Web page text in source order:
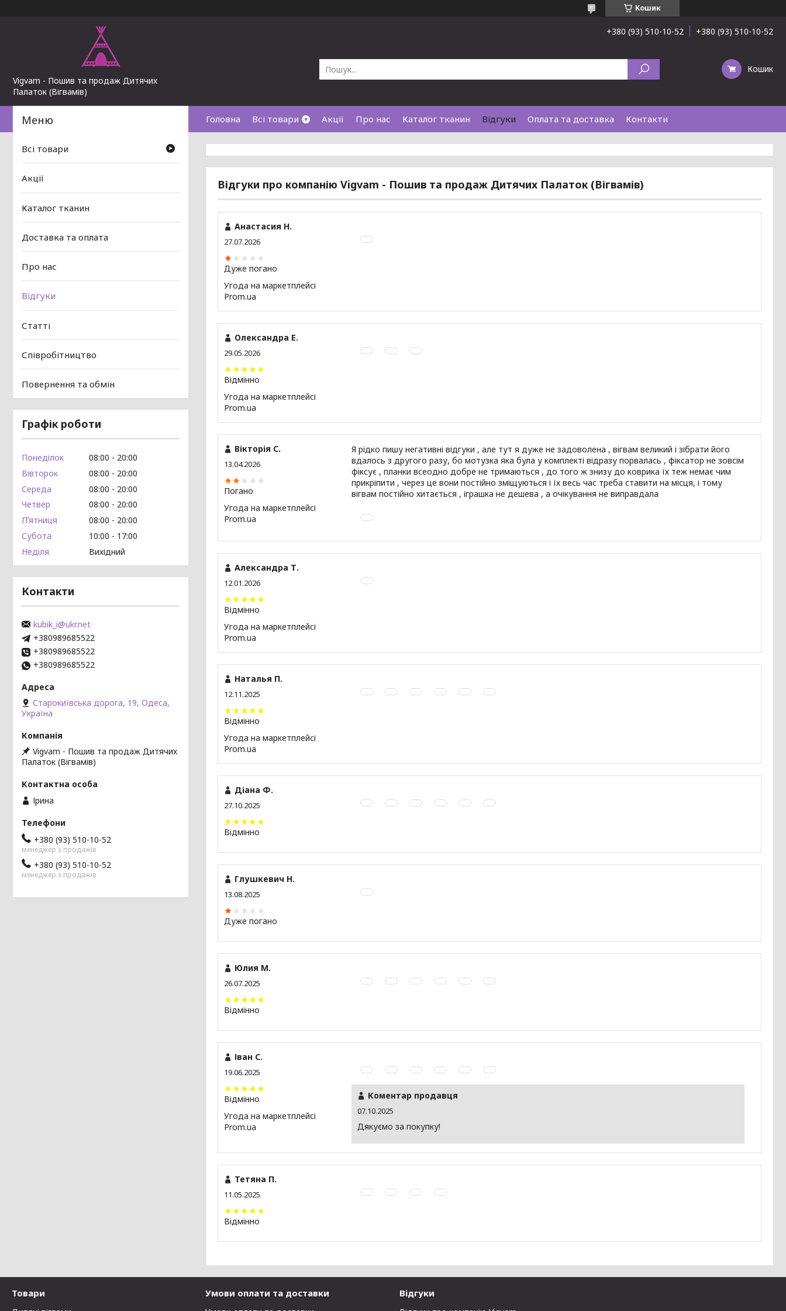
Кошик
Vigvam - Пошив та продаж Дитячих
Палаток (Вігвамів)
+380 (93) 510-10-52 +380 (93) 510-10-52
Кошик
Головна Всі товари Акції Про нас Каталог тканин Відгуки Оплата та доставка Контакти
Відгуки про компанію Vigvam - Пошив та продаж Дитячих Палаток (Вігвамів)
Анастасия Н.
27.07.2026
Дуже погано
Угода на маркетплейсі
Prom.ua
Олександра Е.
29.05.2026
Відмінно
Угода на маркетплейсі
Prom.ua
Вікторія С.
13.04.2026
Погано
Угода на маркетплейсі
Prom.ua
Я рідко пишу негативні відгуки , але тут я дуже не задоволена , вігвам великий і зібрати його
вдалось з другого разу, бо мотузка яка була у комплекті відразу порвалась , фіксатор не зовсім
фіксує , планки всеодно добре не тримаються , до того ж знизу до коврика їх теж немає чим
прикріпити , через це вони постійно зміщуються і їх весь час треба ставити на місця, і тому
вігвам постійно хитається , іграшка не дешева , а очікування не виправдала
Александра Т.
12.01.2026
Відмінно
Угода на маркетплейсі
Prom.ua
Наталья П.
12.11.2025
Відмінно
Угода на маркетплейсі
Prom.ua
Діана Ф.
27.10.2025
Відмінно
Глушкевич Н.
13.08.2025
Дуже погано
Юлия М.
26.07.2025
Відмінно
Іван С.
19.06.2025
Відмінно
Угода на маркетплейсі
Prom.ua
Коментар продавця
07.10.2025
Дякуємо за покупку!
Тетяна П.
11.05.2025
Відмінно
Всі товари
Акції
Каталог тканин
Доставка та оплата
Про нас
Відгуки
Статті
Співробітництво
Повернення та обмін
Графік роботи
Понеділок 08:00
20:00
Вівторок
08:00
20:00
Середа
08:00
20:00
Четвер
08:00
20:00
Пʼятниця
08:00
20:00
Субота
10:00
17:00
Неділя
Вихідний
Контакти
kubik_i@ukr.net
+380989685522
+380989685522
+380989685522
Старокиївська дорога, 19, Одеса,
Україна
Vigvam - Пошив та продаж Дитячих
Палаток (Вігвамів)
Ірина
+380 (93) 510-10-52
менеджер з продажів
+380 (93) 510-10-52
менеджер з продажів
Товари Умови оплати та доставки Відгуки